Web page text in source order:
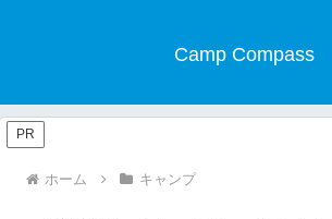
Camp Compass
PR
ホーム キャンプ